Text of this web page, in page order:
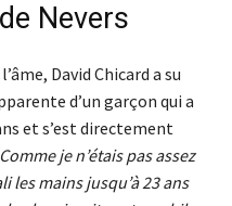
Nevers
David Chicard a su
d’un garçon qui a
et s’est directement
Comme je n’étais pas assez
les mains jusqu’à 23 ans